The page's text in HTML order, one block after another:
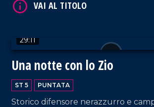
29:11
Una notte con lo Zio
ST 5 PUNTATA
Storico difensore nerazzurro e
VAI AL TITOLO